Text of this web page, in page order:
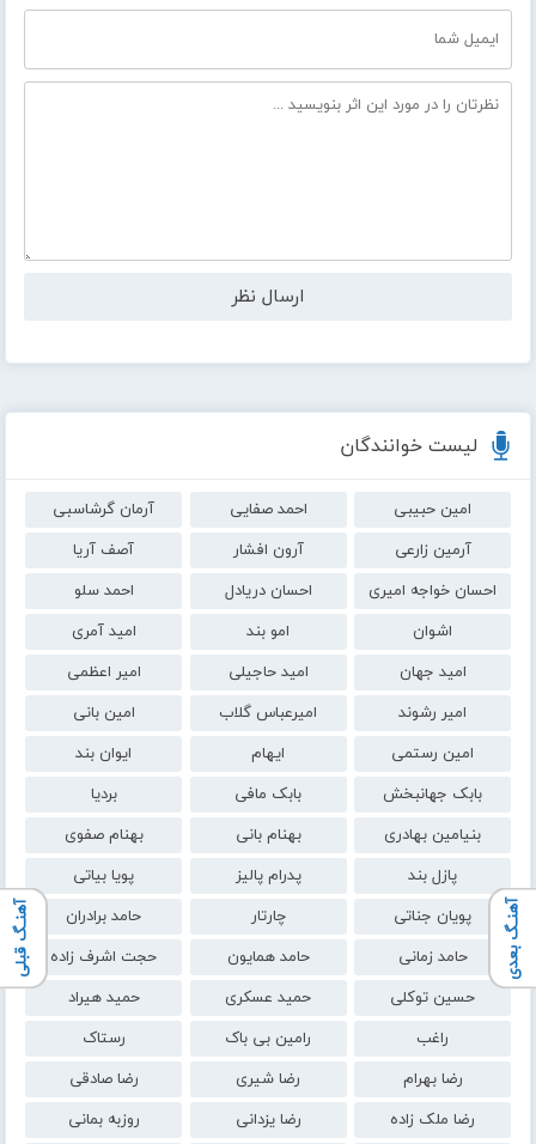
لیست خوانندگان
امین حبیبی احمد صفایی
آرمان گرشاسبی
آرمین زارعی
آرون افشار
آصف آریا
احسان خواجه امیری
احسان دریادل
احمد سلو
اشوان
امو بند
امید آمری
امید جهان
امید حاجیلی
امیر اعظمی
امیر رشوند
امیرعباس گلاب
امین بانی
امین رستمی
ایهام
ایوان بند
بابک جهانبخش
بابک مافی
بردیا
بنیامین بهادری
بهنام بانی
بهنام صفوی
پازل بند
پدرام پالیز
پویا بیاتی
پویان جناتی
چارتار
حامد برادران
حامد زمانی
حامد همایون
حجت اشرف زاده
حسین توکلی
حمید عسکری
حمید هیراد
راغب
رامین بی باک
رستاک
رضا بهرام
رضا شیری
رضا صادقی
رضا ملک زاده
رضا یزدانی
روزبه بمانی
آهنـگ بعدی آهنـگ قبلی